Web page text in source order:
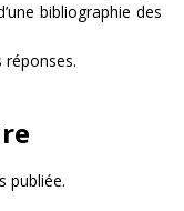
bibliographie des
réponses.
publiée.